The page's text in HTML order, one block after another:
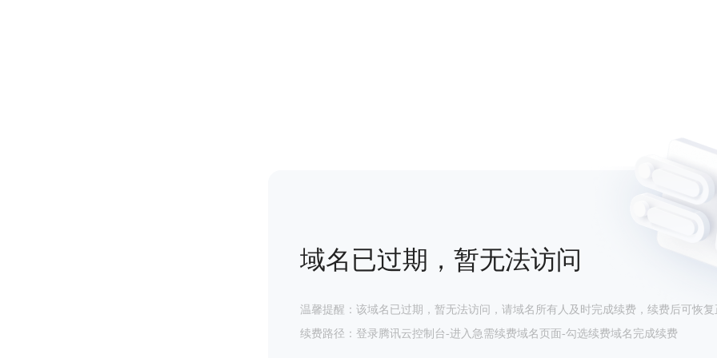
域名已过期，暂无法访问
温馨提醒：该域名已过期，暂无法访问，请域名所有人及时完成续费，续费后可恢复
续费路径：登录腾讯云控制台-进入急需续费域名页面-勾选续费域名完成续费